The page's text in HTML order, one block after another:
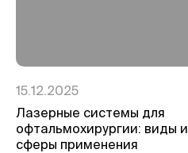
15.12.2025
Лазерные системы для
офтальмохирургии: виды и
сферы применения